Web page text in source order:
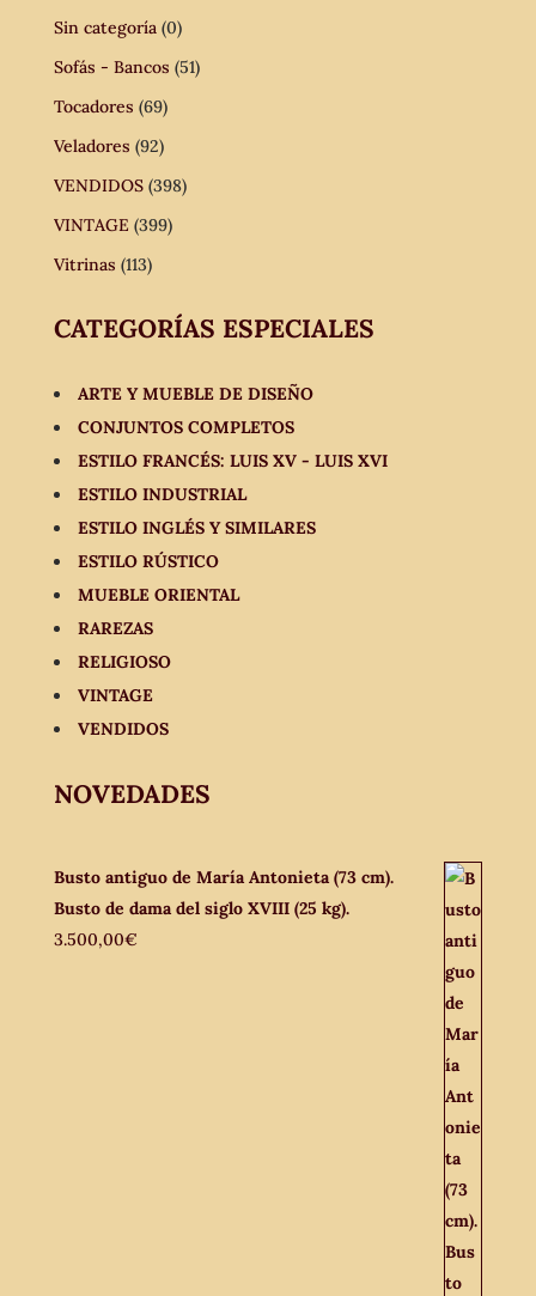
Sin categoría (0)
Sofás - Bancos (51)
Tocadores (69)
Veladores (92)
VENDIDOS (398)
VINTAGE (399)
Vitrinas (113)
CATEGORÍAS ESPECIALES
ARTE Y MUEBLE DE DISEÑO
CONJUNTOS COMPLETOS
ESTILO FRANCÉS: LUIS XV - LUIS XVI
ESTILO INDUSTRIAL
ESTILO INGLÉS Y SIMILARES
ESTILO RÚSTICO
MUEBLE ORIENTAL
RAREZAS
RELIGIOSO
VINTAGE
VENDIDOS
NOVEDADES
Busto antiguo de María Antonieta (73 cm).
Busto de dama del siglo XVIII (25 kg).
3.500,00€